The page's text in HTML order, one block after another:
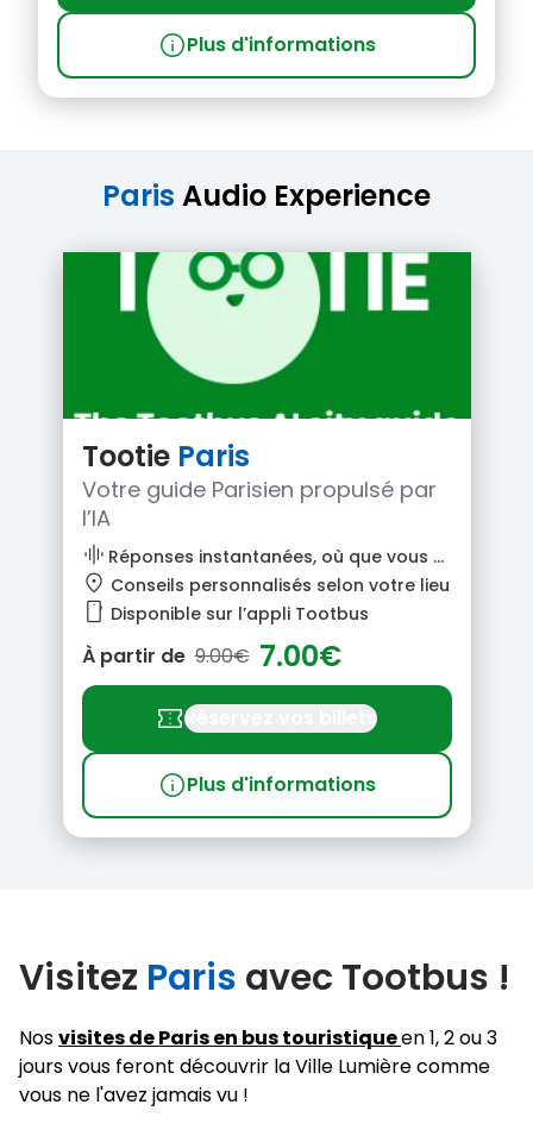
infoPlus d'informations
Paris Audio Experience
Tootie Paris
Votre guide Parisien propulsé par
l’IA
graphic_eq Réponses instantanées, où que vous soyez
location_pin Conseils personnalisés selon votre lieu
smartphone Disponible sur l’appli Tootbus
À partir de 9.00€ 7.00€
confirmation_numberRéservez vos billets
infoPlus d'informations
Visitez Paris avec Tootbus !
Nosvisites de Paris en bus touristiqueen 1, 2 ou 3
jours vous feront découvrir la Ville Lumière comme
vous ne l'avez jamais vu !